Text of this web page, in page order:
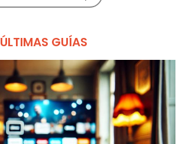
ÚLTIMAS GUÍAS